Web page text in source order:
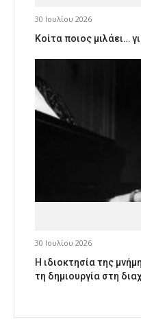
30 Ιουλίου 2026
Κοίτα ποιος μιλάει…
30 Ιουλίου 2026
Η ιδιοκτησία της
τη δημιουργία στη